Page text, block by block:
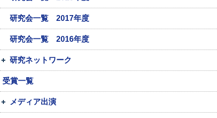
研究会一覧 2017年度
研究会一覧 2016年度
研究ネットワーク
受賞一覧
メディア出演